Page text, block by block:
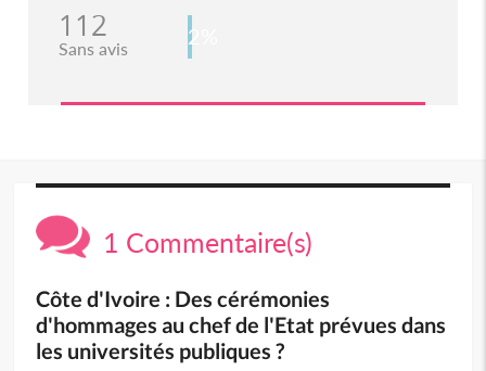
112
Sans avis 2%
1 Commentaire(s)
Côte d'Ivoire : Des cérémonies
d'hommages au chef de l'Etat prévues dans
les universités publiques ?